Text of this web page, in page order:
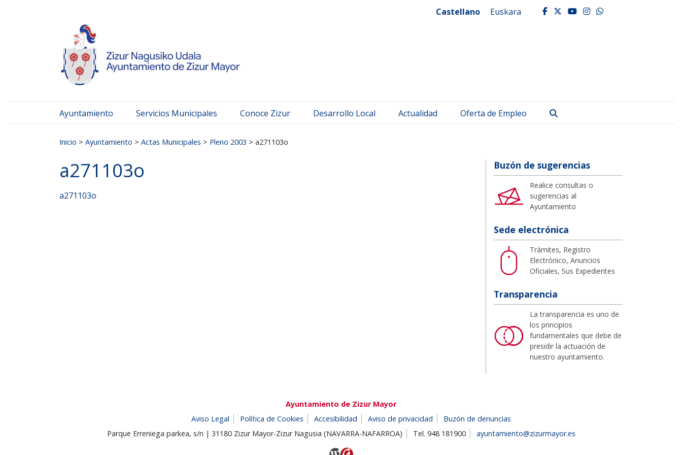
Castellano Euskara facebook
twitter
youtube
instagram
whatsapp
Ayuntamiento Servicios Municipales Conoce Zizur Desarrollo Local Actualidad Oferta de Empleo
Inicio > Ayuntamiento > Actas Municipales > Pleno 2003 > a271103o
a271103o
a271103o
Buzón de sugerencias
Realice consultas o
sugerencias al
Ayuntamiento
Sede electrónica
Trámites, Registro
Electrónico, Anuncios
Oficiales, Sus Expedientes
Transparencia
La transparencia es uno de
los principios
fundamentales que debe de
presidir la actuación de
nuestro ayuntamiento.
Ayuntamiento de Zizur Mayor
Aviso Legal
Política de Cookies Accesibilidad Aviso de privacidad
Buzón de denuncias
Parque Erreniega parkea, s/n | 31180 Zizur Mayor-Zizur Nagusia (NAVARRA-NAFARROA)
Tel. 948 181900 ayuntamiento@zizurmayor.es